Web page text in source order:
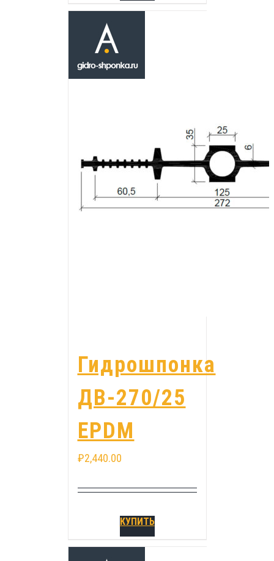
Гидрошпонка
ДВ-270/25
EPDM
₽2,440.00
КУПИТЬ